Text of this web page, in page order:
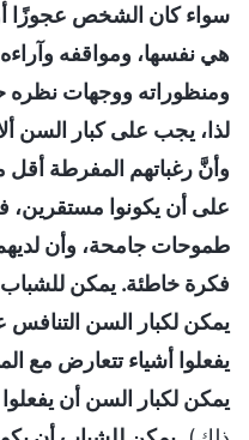
سواء كان الشخص عجوزًا
هي نفسها، ومواقفه
ومنظوراته ووجهات نظره
لذا، يجب على كبار السن
وأنَّ رغباتهم المفرطة أقل
على أن يكونوا مستقرين،
طموحات جامحة، وأن
فكرة خاطئة. يمكن
يمكن لكبار السن
يفعلوا أشياء تتعارض مع
يمكن لكبار السن أن